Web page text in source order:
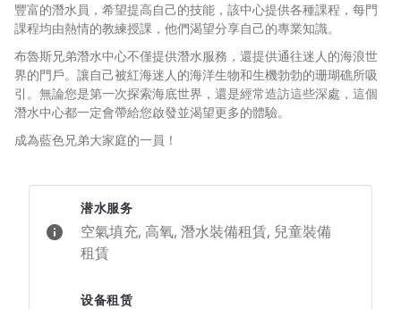
豐富的潛水員，希望提高自己的技能，該中心提供各種課程，每門
課程均由熱情的教練授課，他們渴望分享自己的專業知識。
布魯斯兄弟潛水中心不僅提供潛水服務，還提供通往迷人的海浪世
界的門戶。讓自己被紅海迷人的海洋生物和生機勃勃的珊瑚礁所吸
引。無論您是第一次探索海底世界，還是經常造訪這些深處，這個
潛水中心都一定會帶給您啟發並渴望更多的體驗。
成為藍色兄弟大家庭的一員！
潜水服务
空氣填充, 高氧, 潛水裝備租賃, 兒童裝備
租賃
设备租赁